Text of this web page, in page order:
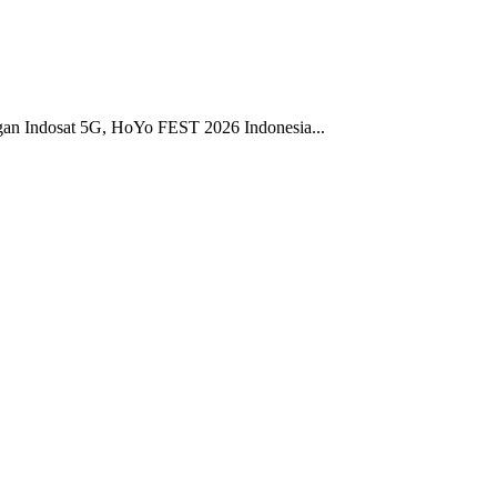
Indosat 5G, HoYo FEST 2026 Indonesia...